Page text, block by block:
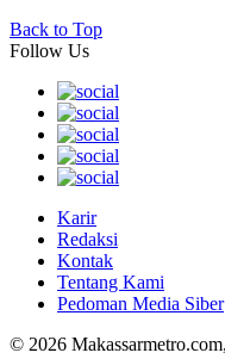
Back to Top
Follow Us
Karir
Redaksi
Kontak
Tentang Kami
Pedoman Media Siber
© 2026